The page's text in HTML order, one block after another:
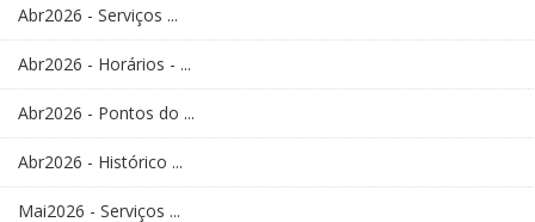
Abr2026 - Serviços ...
Abr2026 - Horários - ...
Abr2026 - Pontos do ...
Abr2026 - Histórico ...
Mai2026 - Serviços ...